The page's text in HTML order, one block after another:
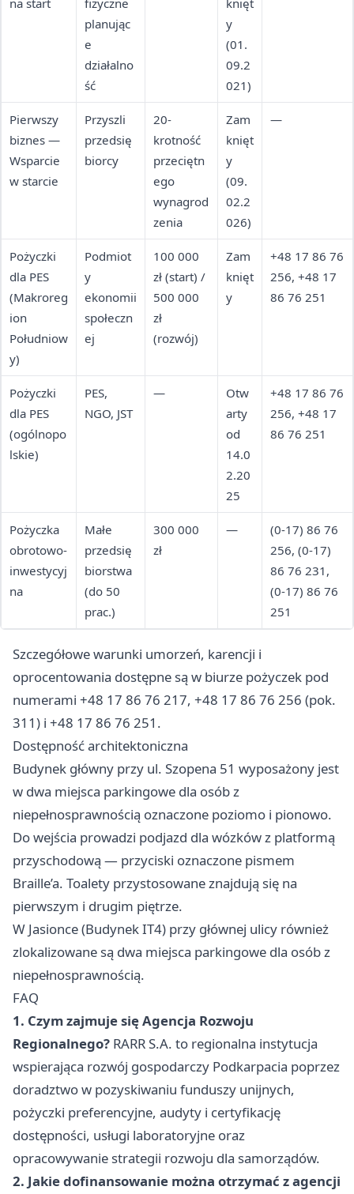
na start
fizyczne
planując
e
działalno
ść
knięt
y
(01.
09.2
021)
Pierwszy
biznes —
Wsparcie
w starcie
Przyszli
przedsię
biorcy
20-
krotność
przeciętn
ego
wynagrod
zenia
Zam
knięt
y
(09.
02.2
026)
—
Pożyczki
dla PES
(Makroreg
ion
Południow
y)
Podmiot
y
ekonomii
społeczn
ej
100 000
zł (start) /
500 000
zł
(rozwój)
Zam
knięt
y
+48 17 86 76
256, +48 17
86 76 251
Pożyczki
dla PES
(ogólnopo
lskie)
PES,
NGO, JST
—
Otw
arty
od
14.0
2.20
25
+48 17 86 76
256, +48 17
86 76 251
Pożyczka
obrotowo-
inwestycyj
na
Małe
przedsię
biorstwa
(do 50
prac.)
300 000
zł
—
(0-17) 86 76
256, (0-17)
86 76 231,
(0-17) 86 76
251
Szczegółowe warunki umorzeń, karencji i
oprocentowania dostępne są w biurze pożyczek pod
numerami +48 17 86 76 217, +48 17 86 76 256 (pok.
311) i +48 17 86 76 251.
Dostępność architektoniczna
Budynek główny przy ul. Szopena 51 wyposażony jest
w dwa miejsca parkingowe dla osób z
niepełnosprawnością oznaczone poziomo i pionowo.
Do wejścia prowadzi podjazd dla wózków z platformą
przyschodową — przyciski oznaczone pismem
Braille’a. Toalety przystosowane znajdują się na
pierwszym i drugim piętrze.
W Jasionce (Budynek IT4) przy głównej ulicy również
zlokalizowane są dwa miejsca parkingowe dla osób z
niepełnosprawnością.
FAQ
1. Czym zajmuje się Agencja Rozwoju
Regionalnego? RARR S.A. to regionalna instytucja
wspierająca rozwój gospodarczy Podkarpacia poprzez
doradztwo w pozyskiwaniu funduszy unijnych,
pożyczki preferencyjne, audyty i certyfikację
dostępności, usługi laboratoryjne oraz
opracowywanie strategii rozwoju dla samorządów.
2. Jakie dofinansowanie można otrzymać z agencji